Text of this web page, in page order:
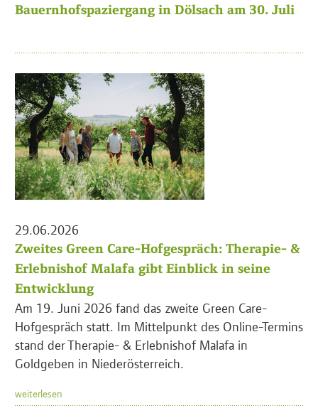
Bauernhofspaziergang in Dölsach am 30. Juli
29.06.2026
Zweites Green Care-Hofgespräch: Therapie- &
Erlebnishof Malafa gibt Einblick in seine
Entwicklung
Am 19. Juni 2026 fand das zweite Green Care-
Hofgespräch statt. Im Mittelpunkt des Online-Termins
stand der Therapie- & Erlebnishof Malafa in
Goldgeben in Niederösterreich.
weiterlesen